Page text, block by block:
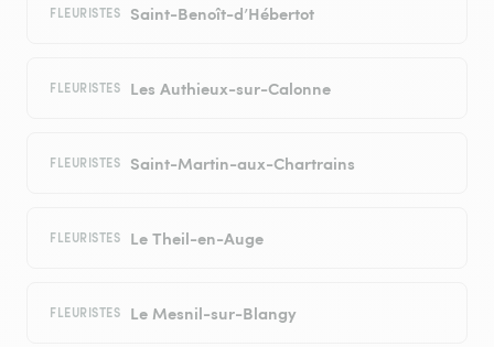
FLEURISTES Saint-Benoît-d’Hébertot
FLEURISTES Les Authieux-sur-Calonne
FLEURISTES Saint-Martin-aux-Chartrains
FLEURISTES Le Theil-en-Auge
FLEURISTES Le Mesnil-sur-Blangy